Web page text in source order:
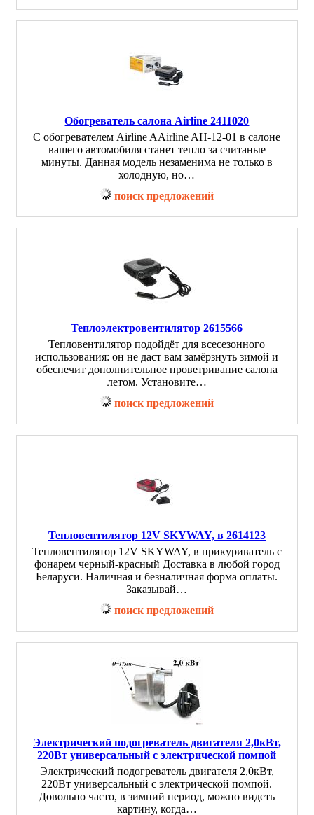
Обогреватель салона Airline 2411020
С обогревателем Airline AAirline AH-12-01 в салоне
вашего автомобиля станет тепло за считаные
минуты. Данная модель незаменима не только в
холодную, но…
поиск предложений
Теплоэлектровентилятор 2615566
Тепловентилятор подойдёт для всесезонного
использования: он не даст вам замёрзнуть зимой и
обеспечит дополнительное проветривание салона
летом. Установите…
поиск предложений
Тепловентилятор 12V SKYWAY, в 2614123
Тепловентилятор 12V SKYWAY, в прикуриватель с
фонарем черный-красный Доставка в любой город
Беларуси. Наличная и безналичная форма оплаты.
Заказывай…
поиск предложений
Электрический подогреватель двигателя 2,0кВт,
220Вт универсальный с электрической помпой
Электрический подогреватель двигателя 2,0кВт,
220Вт универсальный с электрической помпой.
Довольно часто, в зимний период, можно видеть
картину, когда…